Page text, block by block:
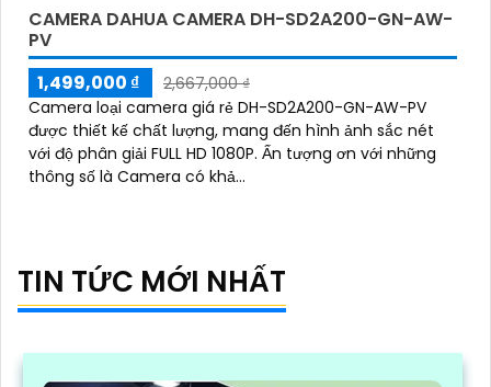
CAMERA DAHUA CAMERA DH-SD2A200-GN-AW-
PV
1,499,000 ₫
2,667,000 ₫
Camera loại camera giá rẻ DH-SD2A200-GN-AW-PV
được thiết kế chất lượng, mang đến hình ảnh sắc nét
với độ phân giải FULL HD 1080P. Ấn tượng ơn với những
thông số là Camera có khả...
TIN TỨC MỚI NHẤT